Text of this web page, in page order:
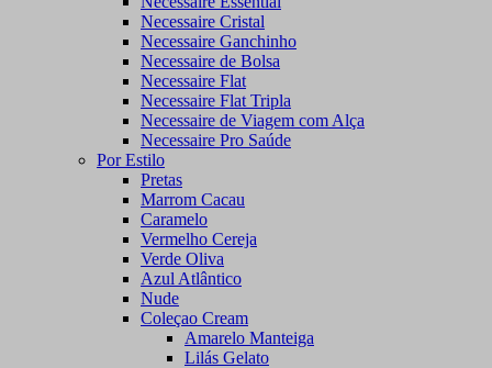
Necessaire Cristal
Necessaire Ganchinho
Necessaire de Bolsa
Necessaire Flat
Necessaire Flat Tripla
Necessaire de Viagem com Alça
Necessaire Pro Saúde
Por Estilo
Pretas
Marrom Cacau
Caramelo
Vermelho Cereja
Verde Oliva
Azul Atlântico
Nude
Coleçao Cream
Amarelo Manteiga
Lilás Gelato